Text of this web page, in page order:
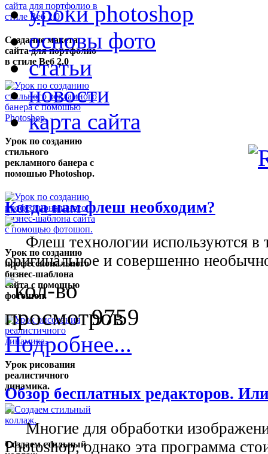
Создание макета
сайта для портфолио
в стиле Веб 2.0
Урок по созданию
стильного
рекламного банера с
помошью Photoshop.
Урок по созданию
профессионального
бизнес-шаблона
сайта с помощью
фотошоп.
Урок рисования
реалистичного
динамика.
Создаем стильный
уроки photoshop
основы фото
статьи
новости
карта сайта
Когда нам флеш необходим?
Флеш технологии используются в
оригинальное и совершенно
9759
Подробнее...
Обзор бесплатных редакторов.
Многие для обработки
Photoshop, однако эта программа